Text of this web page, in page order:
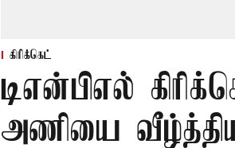
கிரிக்கெட்
டிஎன்பிஎல்
அணியை